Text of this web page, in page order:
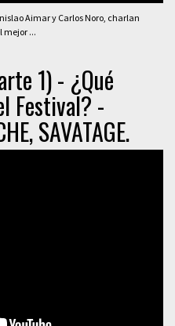
Aimar y Carlos Noro, charlan
mejor ...
1) - ¿Qué
Festival? -
SAVATAGE.